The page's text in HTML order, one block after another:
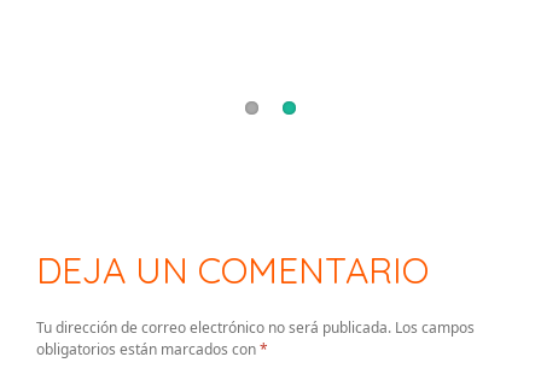
DEJA UN COMENTARIO
Tu dirección de correo electrónico no será publicada. Los campos
obligatorios están marcados con*